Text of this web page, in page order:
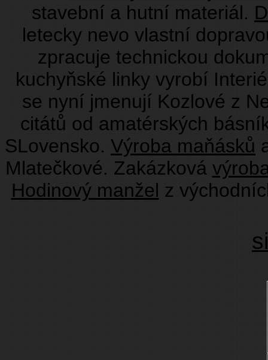
stavební a hutní materiál.
letecky nevo vlastní
zpracuje technickou
kuchyňské linky vyrobí
se nyní jmenují Kozlové z
citátů od amatérských
SLovensko. Výroba maňásků
Mlatečkové. Zakázková
Hodinový manžel z